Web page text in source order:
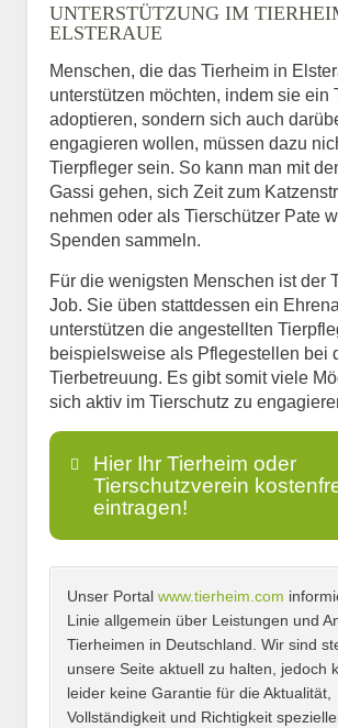
UNTERSTÜTZUNG IM
ELSTERAUE
Menschen, die das Tierheim in
unterstützen möchten, indem sie ein
adoptieren, sondern sich auch
engagieren wollen, müssen dazu
Tierpfleger sein. So kann man mit
Gassi gehen, sich Zeit zum
nehmen oder als Tierschützer Pate
Spenden sammeln.
Für die wenigsten Menschen ist der
Job. Sie üben stattdessen ein
unterstützen die angestellten
beispielsweise als Pflegestellen bei
Tierbetreuung. Es gibt somit viele
sich aktiv im Tierschutz zu
Hier Ihr Tierheim oder
Tierschutzverein
eintragen!
Name*
E-Mail*
Unser Portal www.tierheim.com
Linie allgemein über Leistungen und
Tierheimen in Deutschland. Wir sind
unsere Seite aktuell zu halten, jedoch
leider keine Garantie für die Aktualität,
Vollständigkeit und Richtigkeit